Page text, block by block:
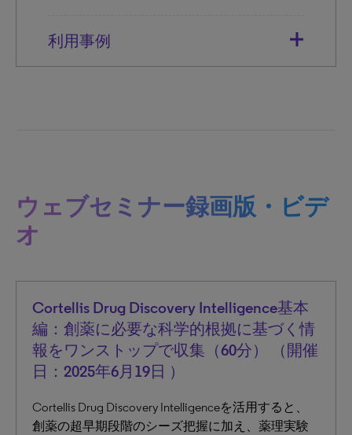
利用事例
ウェブセミナー録画版・ビデ
オ
Cortellis Drug Discovery Intelligence基本
編：創薬に必要な科学的根拠に基づく情
報をワンストップで収集（60分） （開催
日：2025年6月19日 ）
Cortellis Drug Discovery Intelligenceを活用すると、
創薬の超早期段階のシーズ把握に加え、薬理実験